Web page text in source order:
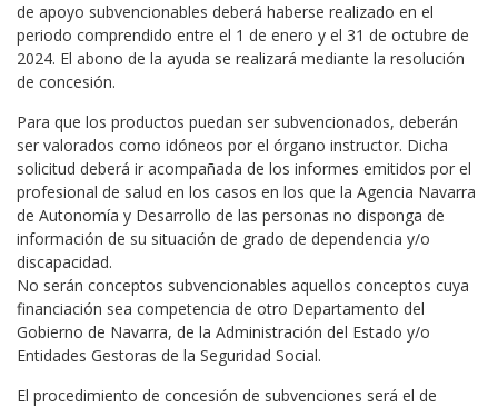
de apoyo subvencionables deberá haberse realizado en el
periodo comprendido entre el 1 de enero y el 31 de octubre de
2024. El abono de la ayuda se realizará mediante la resolución
de concesión.
Para que los productos puedan ser subvencionados, deberán
ser valorados como idóneos por el órgano instructor. Dicha
solicitud deberá ir acompañada de los informes emitidos por el
profesional de salud en los casos en los que la Agencia Navarra
de Autonomía y Desarrollo de las personas no disponga de
información de su situación de grado de dependencia y/o
discapacidad.
No serán conceptos subvencionables aquellos conceptos cuya
financiación sea competencia de otro Departamento del
Gobierno de Navarra, de la Administración del Estado y/o
Entidades Gestoras de la Seguridad Social.
El procedimiento de concesión de subvenciones será el de